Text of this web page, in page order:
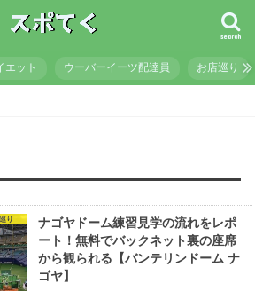
search
エット ウーバーイーツ配達員 お店巡り
り
ナゴヤドーム練習見学の流れをレポ
ート！無料でバックネット裏の座席
から観られる【バンテリンドーム ナ
ゴヤ】